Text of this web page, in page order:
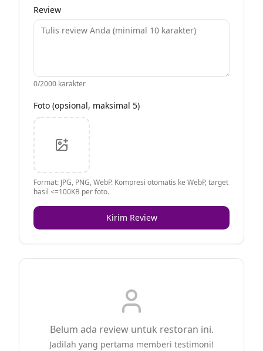
Review
0/2000 karakter
Foto (opsional, maksimal 5)
Format: JPG, PNG, WebP. Kompresi otomatis ke WebP, target
hasil <=100KB per foto.
Kirim Review
Belum ada review untuk restoran ini.
Jadilah yang pertama memberi testimoni!